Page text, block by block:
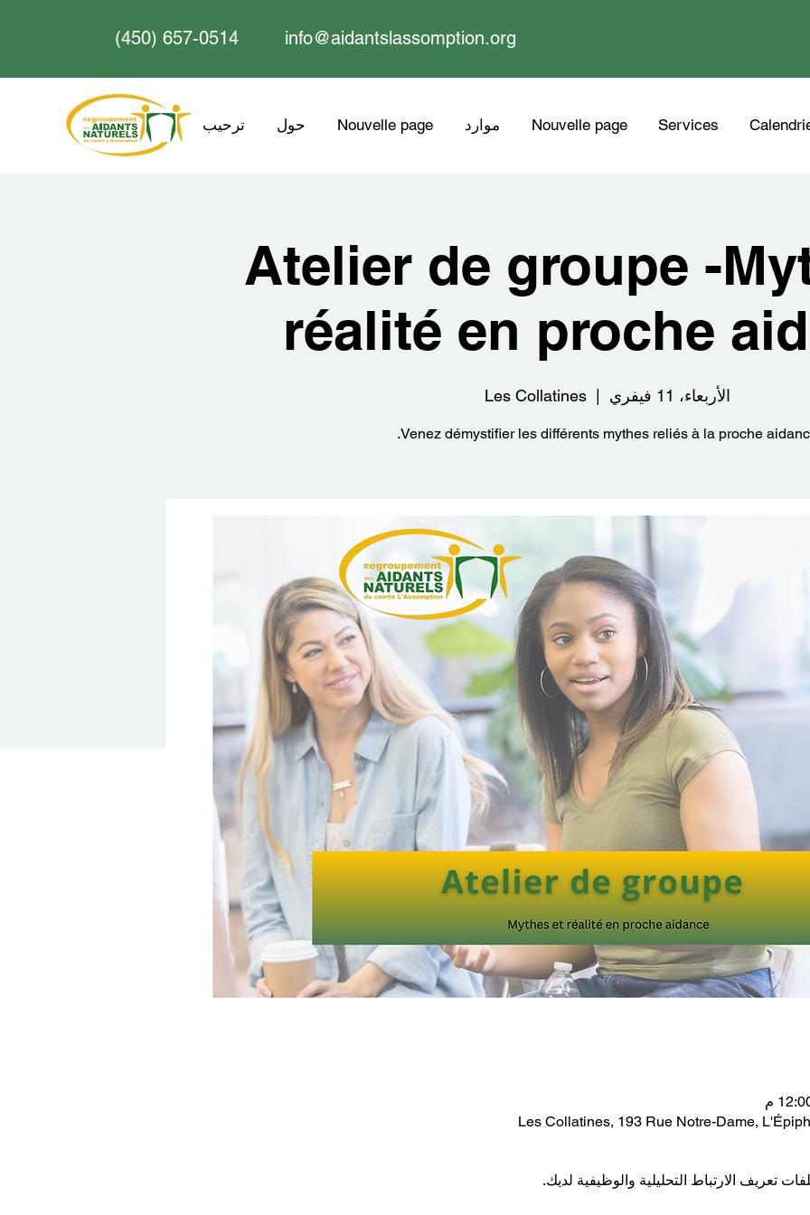
(450) 657-0514 info@aidantslassomption.org
ترحيب حول Nouvelle page موارد Nouvelle page Services
Atelier de groupe -
réalité en proche
الأربعاء، 11 فيفري Les Collatines
Venez démystifier les différents mythes reliés à la proche
Les Collatines, 193 Rue Notre-Dame,